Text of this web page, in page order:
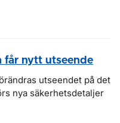
får nytt utseende
utseendet på det
nya säkerhetsdetaljer